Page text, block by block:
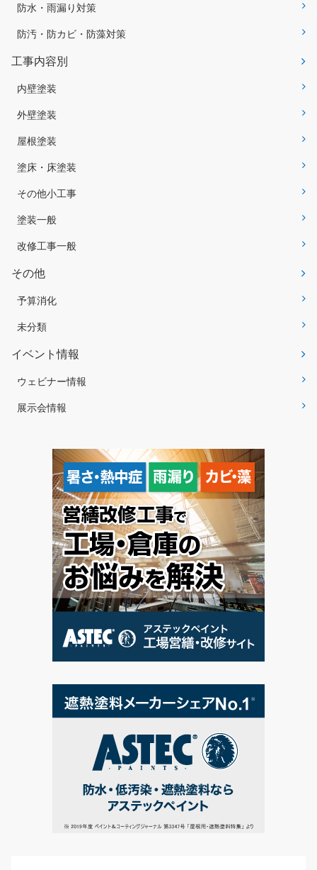
防水・雨漏り対策
防汚・防カビ・防藻対策
工事内容別
内壁塗装
外壁塗装
屋根塗装
塗床・床塗装
その他小工事
塗装一般
改修工事一般
その他
予算消化
未分類
イベント情報
ウェビナー情報
展示会情報